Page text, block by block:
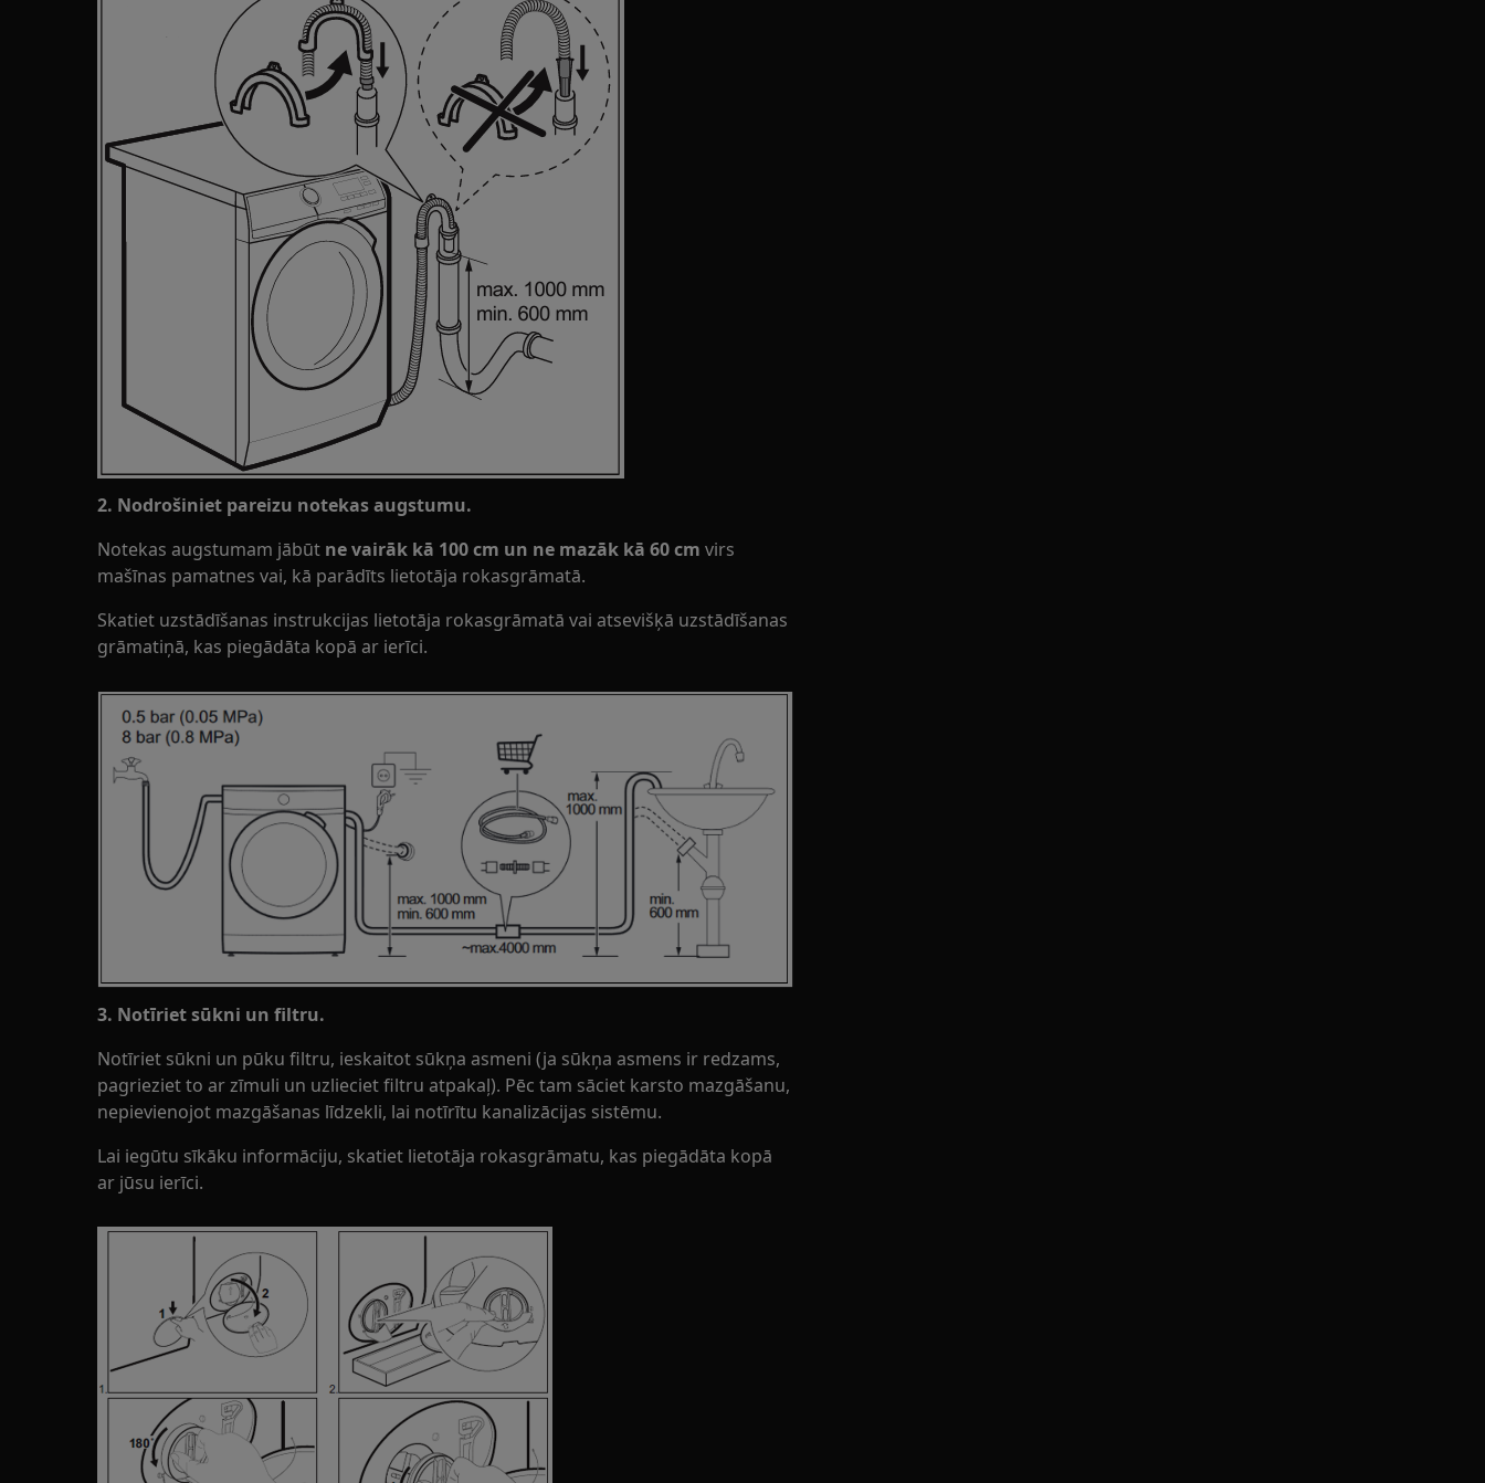
2. Nodrošiniet pareizu notekas augstumu.
Notekas augstumam jābūt ne vairāk kā 100 cm un ne mazāk kā 60 cm virs
mašīnas pamatnes vai, kā parādīts lietotāja rokasgrāmatā.
Skatiet uzstādīšanas instrukcijas lietotāja rokasgrāmatā vai atsevišķā uzstādīšanas
grāmatiņā, kas piegādāta kopā ar ierīci.
3. Notīriet sūkni un filtru.
Notīriet sūkni un pūku filtru, ieskaitot sūkņa asmeni (ja sūkņa asmens ir redzams,
pagrieziet to ar zīmuli un uzlieciet filtru atpakaļ). Pēc tam sāciet karsto mazgāšanu,
nepievienojot mazgāšanas līdzekli, lai notīrītu kanalizācijas sistēmu.
Lai iegūtu sīkāku informāciju, skatiet lietotāja rokasgrāmatu, kas piegādāta kopā
ar jūsu ierīci.